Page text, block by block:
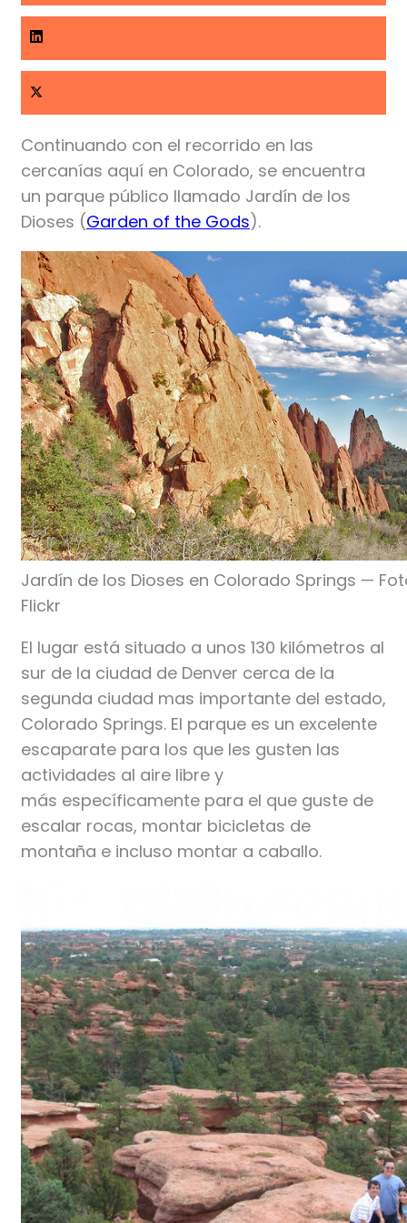
Continuando con el recorrido en las
cercanías aquí en Colorado, se encuentra
un parque público llamado Jardín de los
Dioses (Garden of the Gods).
Jardín de los Dioses en Colorado Springs —
Flickr
El lugar está situado a unos 130 kilómetros al
sur de la ciudad de Denver cerca de la
segunda ciudad mas importante del estado,
Colorado Springs. El parque es un excelente
escaparate para los que les gusten las
actividades al aire libre y
más específicamente para el que guste de
escalar rocas, montar bicicletas de
montaña e incluso montar a caballo.